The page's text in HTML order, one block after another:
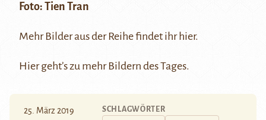
Foto: Tien Tran
Mehr Bilder aus der Reihe findet ihr hier.
Hiergeht’s zu mehr Bildern des Tages.
25. März 2019 SCHLAGWÖRTER